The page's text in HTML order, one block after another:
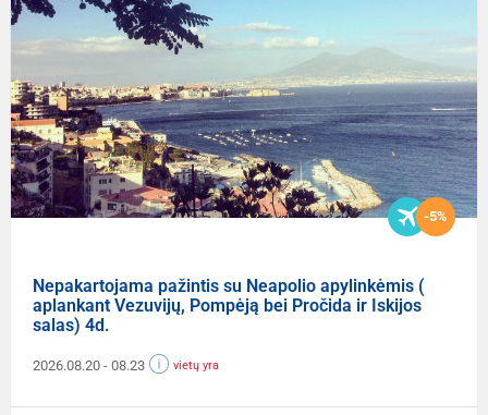
-5%
Nepakartojama pažintis su Neapolio apylinkėmis (
aplankant Vezuvijų, Pompėją bei Pročida ir Iskijos
salas) 4d.
2026.08.20 - 08.23 vietų yra